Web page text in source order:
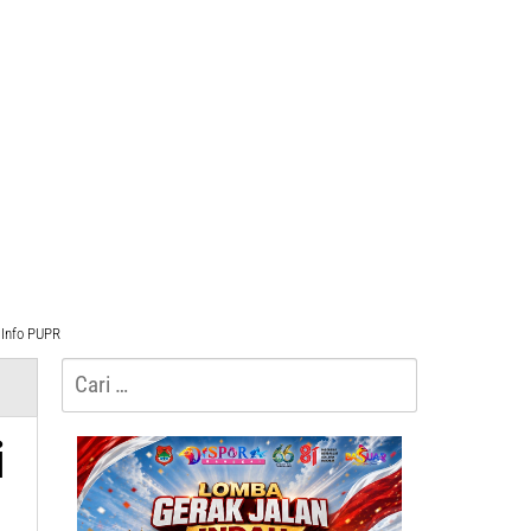
Info PUPR
Cari
untuk: